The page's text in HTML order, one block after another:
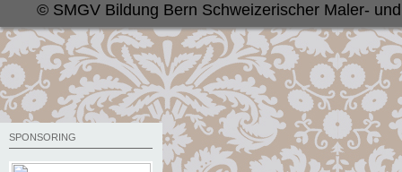
© SMGV Bildung Bern Schweizerischer Maler-
SPONSORING